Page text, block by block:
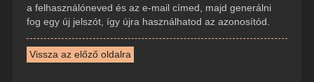
a felhasználóneved és az e-mail címed, majd generálni
fog egy új jelszót, így újra használhatod az azonosítód.
Vissza az előző oldalra